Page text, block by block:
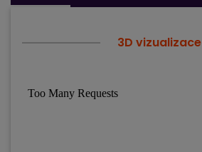
3D vizualizace